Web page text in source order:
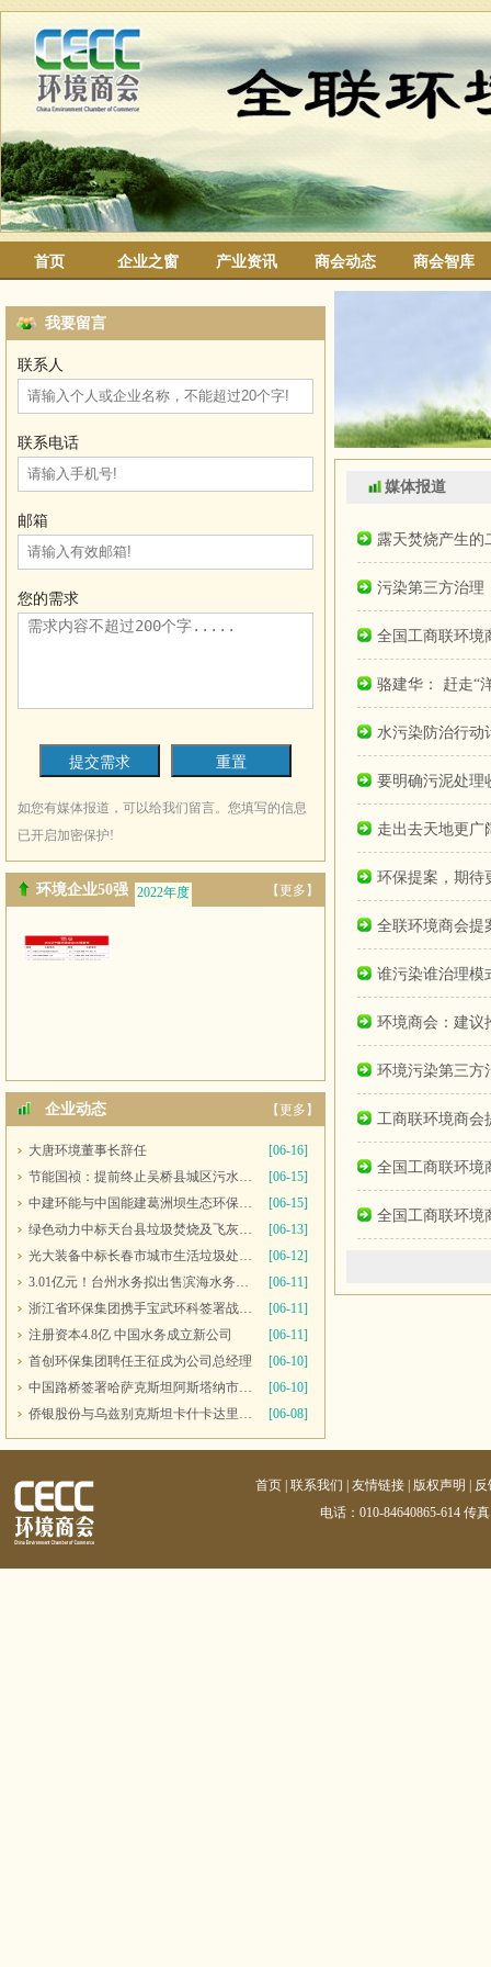
首页 企业之窗 产业资讯 商会动态 商会智库
我要留言
联系人
联系电话
邮箱
您的需求
如您有媒体报道，可以给我们留言。您填写的信息
已开启加密保护!
环境企业50强 2022年度
【更多】
企业动态 【更多】
大唐环境董事长辞任
[06-16]
节能国祯：提前终止吴桥县城区污水处理厂PPP项目合同
[06-15]
中建环能与中国能建葛洲坝生态环保公司开展座谈交流
[06-15]
绿色动力中标天台县垃圾焚烧及飞灰填埋场运维服务
[06-13]
光大装备中标长春市城市生活垃圾处理中心渗滤液系统更新改造项目
[06-12]
3.01亿元！台州水务拟出售滨海水务全部股权
[06-11]
浙江省环保集团携手宝武环科签署战略合作协议
[06-11]
注册资本4.8亿 中国水务成立新公司
[06-11]
首创环保集团聘任王征戍为公司总经理
[06-10]
中国路桥签署哈萨克斯坦阿斯塔纳市2号污水处理厂项目商务合同
[06-10]
侨银股份与乌兹别克斯坦卡什卡达里亚州签署合作备忘录
[06-08]
媒体报道
露天焚烧产生的
污染第三方治理
全国工商联环境
骆建华： 赶走“
水污染防治行动
要明确污泥处理
走出去天地更
环保提案，期待
全联环境商会提
谁污染谁治理模
环境商会：建议
环境污染第三方
工商联环境商会
全国工商联环境
全国工商联环境
首页 |联系我们 |友情链接 版权声明
反
电话：010-84640865-614 传